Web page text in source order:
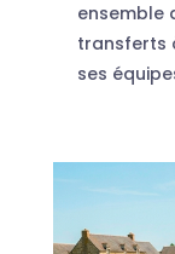
ensemble
transferts
ses